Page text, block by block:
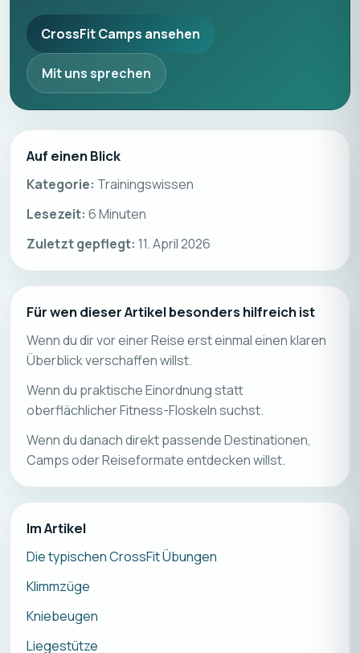
CrossFit Camps ansehen
Mit uns sprechen
Auf einen Blick
Kategorie: Trainingswissen
Lesezeit: 6Minuten
Zuletzt gepflegt: 11. April 2026
Für wen dieser Artikel besonders hilfreich ist
Wenn du dir vor einer Reise erst einmal einen klaren
Überblick verschaffen willst.
Wenn du praktische Einordnung statt
oberflächlicher Fitness-Floskeln suchst.
Wenn du danach direkt passende Destinationen,
Camps oder Reiseformate entdecken willst.
Im Artikel
Die typischen CrossFit Übungen
Klimmzüge
Kniebeugen
Liegestütze